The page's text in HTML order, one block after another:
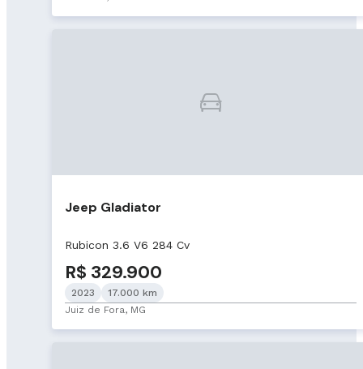
Jeep Gladiator
Rubicon 3.6 V6 284 Cv
R$ 329.900
2023
17.000 km
Juiz de Fora, MG